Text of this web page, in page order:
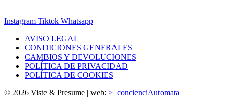
Instagram Tiktok Whatsapp
AVISO LEGAL
CONDICIONES GENERALES
CAMBIOS Y DEVOLUCIONES
POLÍTICA DE PRIVACIDAD
POLÍTICA DE COOKIES
© 2026 Viste & Presume | web: >_concienciAutomata_